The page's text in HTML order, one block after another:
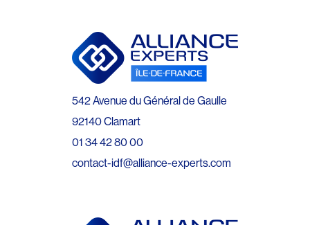
542 Avenue du Général de Gaulle
92140 Clamart
01 34 42 80 00
contact-idf@alliance-experts.com